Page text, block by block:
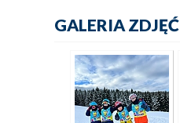
GALERIA ZDJĘĆ